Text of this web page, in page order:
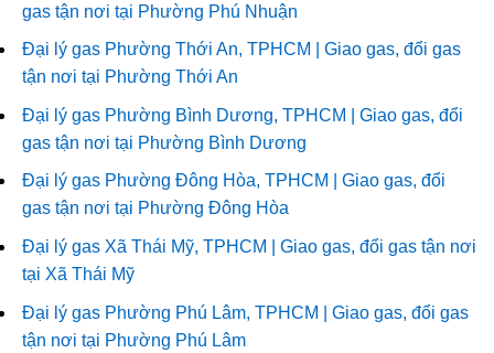
gas tận nơi tại Phường Phú Nhuận
Đại lý gas Phường Thới An, TPHCM | Giao gas, đổi gas
tận nơi tại Phường Thới An
Đại lý gas Phường Bình Dương, TPHCM | Giao gas, đổi
gas tận nơi tại Phường Bình Dương
Đại lý gas Phường Đông Hòa, TPHCM | Giao gas, đổi
gas tận nơi tại Phường Đông Hòa
Đại lý gas Xã Thái Mỹ, TPHCM | Giao gas, đổi gas tận nơi
tại Xã Thái Mỹ
Đại lý gas Phường Phú Lâm, TPHCM | Giao gas, đổi gas
tận nơi tại Phường Phú Lâm